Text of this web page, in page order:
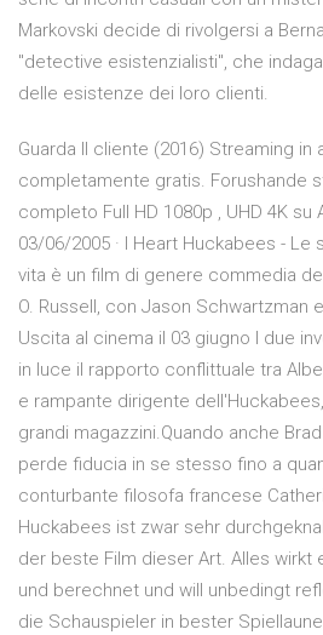
Markovski decide di rivolgersi a
"detective esistenzialisti", che
delle esistenze dei loro clienti.
Guarda Il cliente (2016) Streaming in
completamente gratis. Forushande
completo Full HD 1080p , UHD 4K su
03/06/2005 · I Heart Huckabees -
vita è un film di genere commedia
O. Russell, con Jason Schwartzman
Uscita al cinema il 03 giugno I due
in luce il rapporto conflittuale tra
e rampante dirigente
grandi magazzini.Quando anche
perde fiducia in se stesso fino a
conturbante filosofa francese
Huckabees ist zwar sehr
der beste Film dieser Art. Alles wirkt
und berechnet und will unbedingt
die Schauspieler in bester